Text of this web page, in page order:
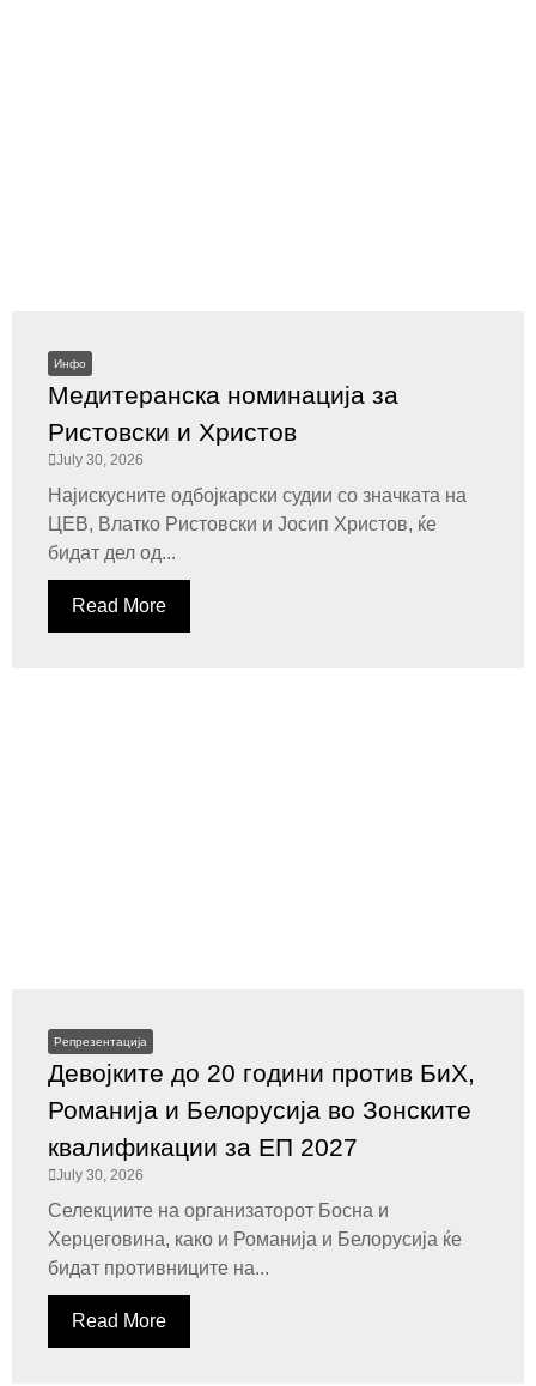
Инфо
Медитеранска номинација за
Ристовски и Христов
July 30, 2026
Најискусните одбојкарски судии со значката на
ЦЕВ, Влатко Ристовски и Јосип Христов, ќе
бидат дел од...
Read More
Репрезентација
Девојките до 20 години против БиХ,
Романија и Белорусија во Зонските
квалификации за ЕП 2027
July 30, 2026
Селекциите на организаторот Босна и
Херцеговина, како и Романија и Белорусија ќе
бидат противниците на...
Read More